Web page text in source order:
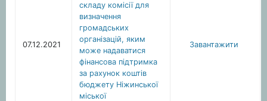
07.12.2021
складу комісії для
визначення
громадських
організацій, яким
може надаватися
фінансова підтримка
за рахунок коштів
бюджету Ніжинської
міської
Завантажити